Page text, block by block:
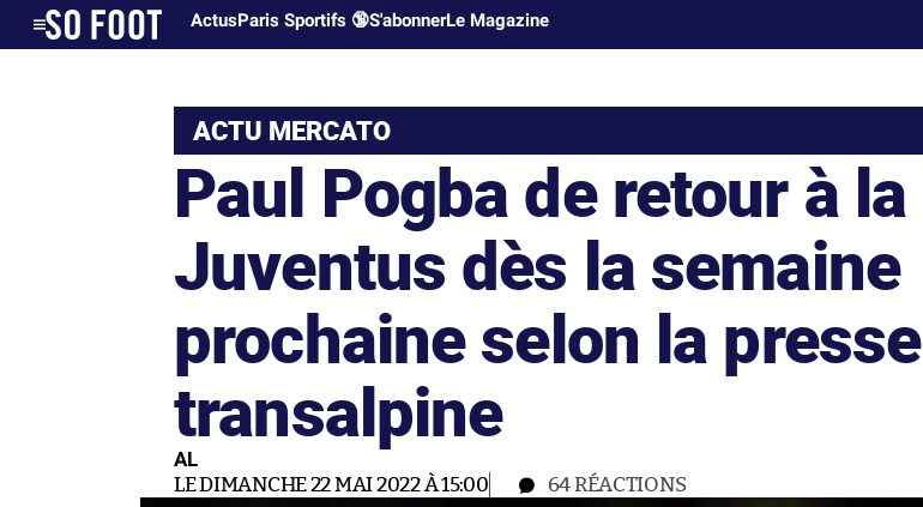
ActusParis Sportifs 🔞S'abonnerLe Magazine
ACTU MERCATO
Paul Pogba de retour à la
Juventus dès la semaine
prochaine selon la presse
transalpine
AL
LE DIMANCHE 22 MAI 2022 À 15:00 64RÉACTIONS